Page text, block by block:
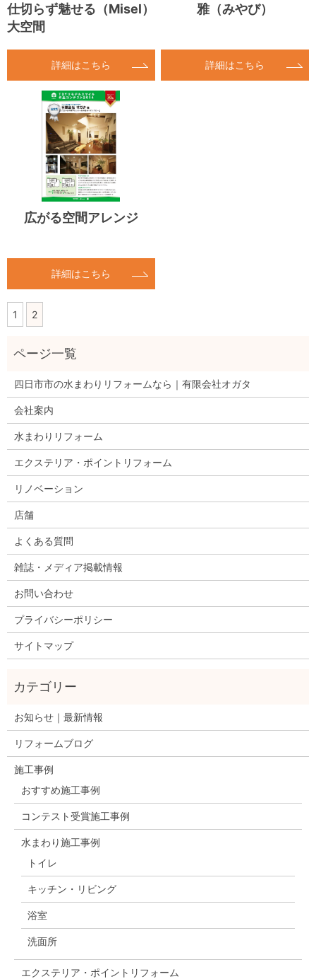
仕切らず魅せる（Misel）
大空間
詳細はこちら
雅（みやび）
詳細はこちら
広がる空間アレンジ
詳細はこちら
1 2
四日市市の水まわりリフォームなら｜有限会社オガタ
会社案内
水まわりリフォーム
エクステリア・ポイントリフォーム
リノベーション
店舗
よくある質問
雑誌・メディア掲載情報
お問い合わせ
プライバシーポリシー
サイトマップ
お知らせ｜最新情報
リフォームブログ
施工事例
おすすめ施工事例
コンテスト受賞施工事例
水まわり施工事例
トイレ
キッチン・リビング
浴室
洗面所
エクステリア・ポイントリフォーム